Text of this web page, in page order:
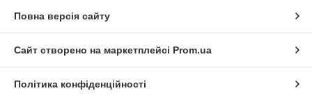
Повна версія сайту
Сайт створено на маркетплейсі Prom.ua
Політика конфіденційності